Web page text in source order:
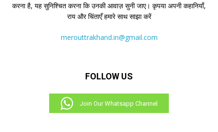
करना है, यह सुनिश्चित करना कि उनकी आवाज़ सुनी जाए। कृपया अपनी कहानियाँ,
राय और चिंताएँ हमारे साथ साझा करें
merouttrakhand.in@gmail.com
FOLLOW US
Join Our Whatsapp Channel